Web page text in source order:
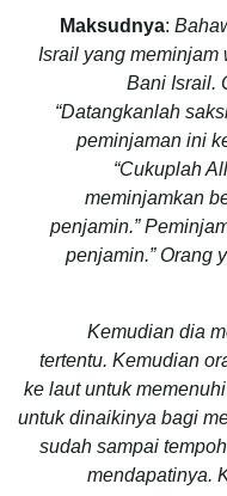
Maksudnya:
Israil yang meminjam
Bani Israil.
“Datangkanlah
peminjaman ini
“Cukuplah
meminjamkan
penjamin.”
penjamin.” Orang
Kemudian dia
tertentu. Kemudian
ke laut untuk
untuk dinaikinya bagi
sudah sampai
mendapatinya.